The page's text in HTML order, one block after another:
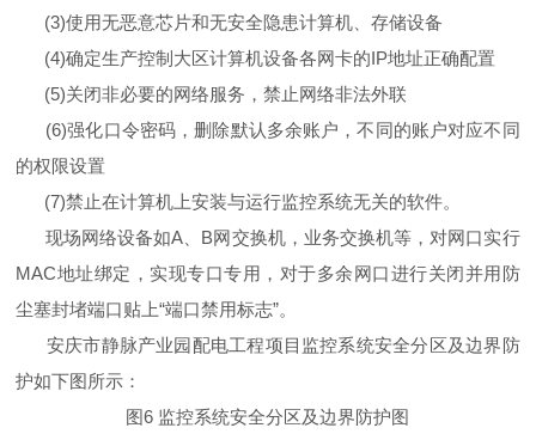
(3)使用无恶意芯片和无安全隐患计算机、存储设备
(4)确定生产控制大区计算机设备各网卡的IP地址正确配置
(5)关闭非必要的网络服务，禁止网络非法外联
(6)强化口令密码，删除默认多余账户，不同的账户对应不同
的权限设置
(7)禁止在计算机上安装与运行监控系统无关的软件。
现场网络设备如A、B网交换机，业务交换机等，对网口实行
MAC地址绑定，实现专口专用，对于多余网口进行关闭并用防
尘塞封堵端口贴上“端口禁用标志”。
安庆市静脉产业园配电工程项目监控系统安全分区及边界防
护如下图所示：
图6 监控系统安全分区及边界防护图